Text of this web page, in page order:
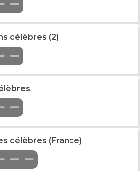
célèbres (2)
célèbres (France)